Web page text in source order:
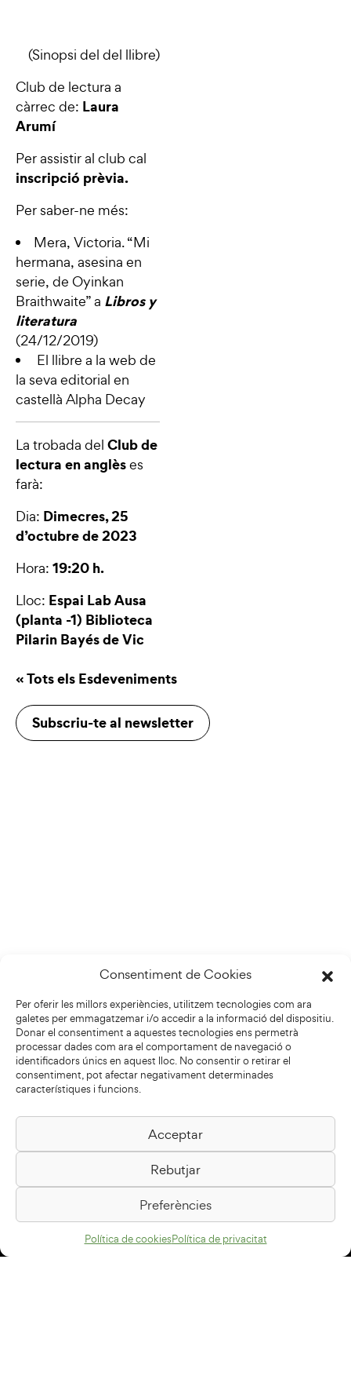
Consentiment de Cookies
Per oferir les millors experiències, utilitzem tecnologies com ara
galetes per emmagatzemar i/o accedir a la informació del dispositiu.
Donar el consentiment a aquestes tecnologies ens permetrà
processar dades com ara el comportament de navegació o
identificadors únics en aquest lloc. No consentir o retirar el
consentiment, pot afectar negativament determinades
característiques i funcions.
Acceptar
Rebutjar
Preferències
Política de cookiesPolítica de privacitat
(Sinopsi del del llibre)
Club de lectura a
càrrec de: Laura
Arumí
Per assistir al club cal
inscripció prèvia.
Per saber-ne més:
Mera, Victoria.“Mi
hermana, asesina en
serie, de Oyinkan
Braithwaite”a Libros y
literatura
(24/12/2019)
El llibre a la web de
la seva editorial en
castellà Alpha Decay
La trobada del Club de
lectura en anglèses
farà:
Dia: Dimecres, 25
d’octubre de 2023
Hora: 19:20 h.
Lloc: Espai Lab Ausa
(planta -1) Biblioteca
Pilarin Bayés de Vic
« Tots els Esdeveniments
Subscriu-te al newsletter
Biblioteca Pilarin Bayés
Passeig de la Generalitat, 1
08500 Vic